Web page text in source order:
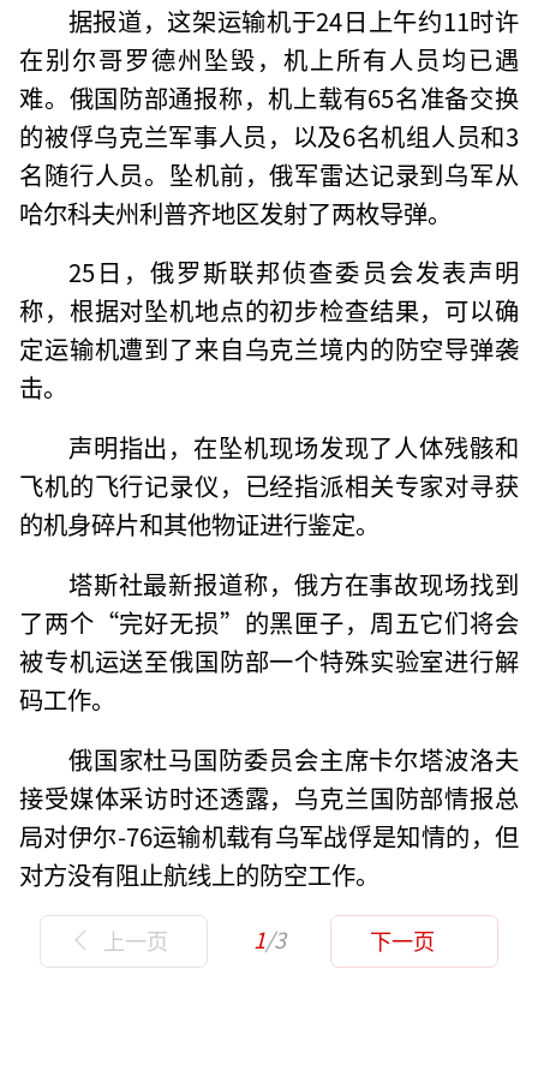
据报道，这架运输机于24日上午约11时许
在别尔哥罗德州坠毁，机上所有人员均已遇
难。俄国防部通报称，机上载有65名准备交换
的被俘乌克兰军事人员，以及6名机组人员和3
名随行人员。坠机前，俄军雷达记录到乌军从
哈尔科夫州利普齐地区发射了两枚导弹。
25日，俄罗斯联邦侦查委员会发表声明
称，根据对坠机地点的初步检查结果，可以确
定运输机遭到了来自乌克兰境内的防空导弹袭
击。
声明指出，在坠机现场发现了人体残骸和
飞机的飞行记录仪，已经指派相关专家对寻获
的机身碎片和其他物证进行鉴定。
塔斯社最新报道称，俄方在事故现场找到
了两个“完好无损”的黑匣子，周五它们将会
被专机运送至俄国防部一个特殊实验室进行解
码工作。
俄国家杜马国防委员会主席卡尔塔波洛夫
接受媒体采访时还透露，乌克兰国防部情报总
局对伊尔-76运输机载有乌军战俘是知情的，但
对方没有阻止航线上的防空工作。
上一页 1/3 下一页